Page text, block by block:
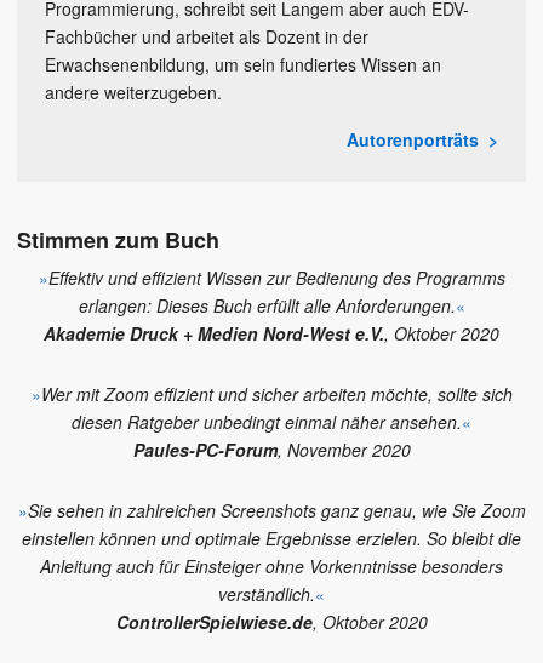
Programmierung, schreibt seit Langem aber auch EDV-
Fachbücher und arbeitet als Dozent in der
Erwachsenenbildung, um sein fundiertes Wissen an
andere weiterzugeben.
Autorenporträts
Stimmen zum Buch
»Effektiv und effizient Wissen zur Bedienung des Programms
erlangen: Dieses Buch erfüllt alle Anforderungen.«
Akademie Druck + Medien Nord-West e.V., Oktober 2020
»Wer mit Zoom effizient und sicher arbeiten möchte, sollte sich
diesen Ratgeber unbedingt einmal näher ansehen.«
Paules-PC-Forum, November 2020
»Sie sehen in zahlreichen Screenshots ganz genau, wie Sie Zoom
einstellen können und optimale Ergebnisse erzielen. So bleibt die
Anleitung auch für Einsteiger ohne Vorkenntnisse besonders
verständlich.«
ControllerSpielwiese.de, Oktober 2020